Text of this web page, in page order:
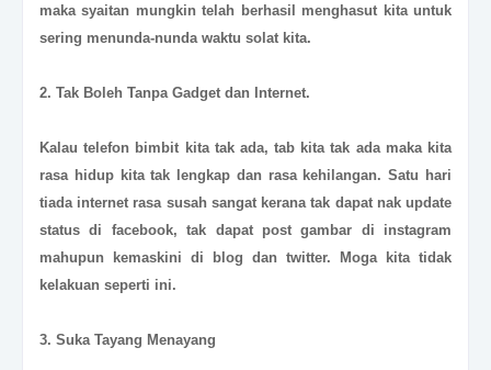
maka syaitan mungkin telah berhasil menghasut kita untuk
sering menunda-nunda waktu solat kita.
2. Tak Boleh Tanpa Gadget dan Internet.
Kalau telefon bimbit kita tak ada, tab kita tak ada maka kita
rasa hidup kita tak lengkap dan rasa kehilangan. Satu hari
tiada internet rasa susah sangat kerana tak dapat nak update
status di facebook, tak dapat post gambar di instagram
mahupun kemaskini di blog dan twitter. Moga kita tidak
kelakuan seperti ini.
3. Suka Tayang Menayang